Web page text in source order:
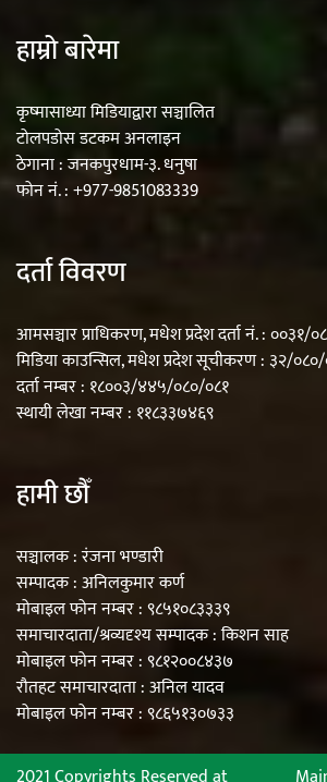
हाम्रो बारेमा
कृष्मासाध्या मिडियाद्वारा सञ्चालित
टोलपडोस डटकम अनलाइन
ठेगाना : जनकपुरधाम-३. धनुषा
फोन नं. : +977-9851083339
दर्ता विवरण
आमसञ्चार प्राधिकरण, मधेश प्रदेश दर्ता नं. : ००३१/
मिडिया काउन्सिल, मधेश प्रदेश सूचीकरण : ३२/
दर्ता नम्बर : १८००३/४४५/०८०/०८१
स्थायी लेखा नम्बर : ११८३३७४६९
हामी छौँ
सञ्चालक : रंजना भण्डारी
सम्पादक : अनिलकुमार कर्ण
मोबाइल फोन नम्बर : ९८५१०८३३३९
समाचारदाता/श्रव्यदृश्य सम्पादक : किशन साह
मोबाइल फोन नम्बर : ९८१२००८४३७
रौतहट समाचारदाता : अनिल यादव
मोबाइल फोन नम्बर : ९८६५१३०७३३